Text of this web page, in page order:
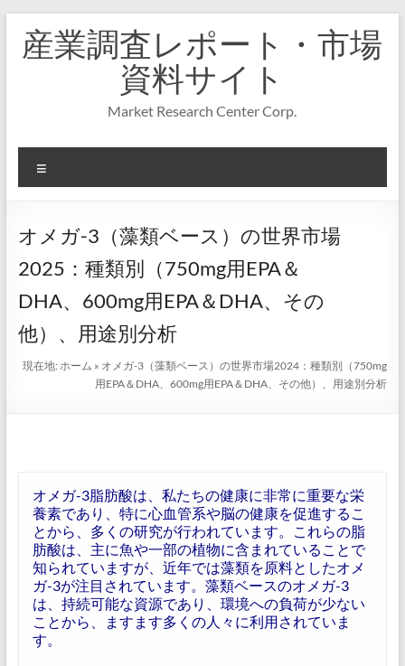
キ
プ
産業調査レポート・市場
資料サイト
Market Research Center Corp.
ニ
ー
オメガ-3（藻類ベース）の世界市場
2025：種類別（750mg用EPA＆
DHA、600mg用EPA＆DHA、その
他）、用途別分析
現在地:ホーム » オメガ-3（藻類ベース）の世界市場2024：種類別（750mg
用EPA＆DHA、600mg用EPA＆DHA、その他）、用途別分析
オメガ-3脂肪酸は、私たちの健康に非常に重要な栄
養素であり、特に心血管系や脳の健康を促進するこ
とから、多くの研究が行われています。これらの脂
肪酸は、主に魚や一部の植物に含まれていることで
知られていますが、近年では藻類を原料としたオメ
ガ-3が注目されています。藻類ベースのオメガ-3
は、持続可能な資源であり、環境への負荷が少ない
ことから、ますます多くの人々に利用されていま
す。